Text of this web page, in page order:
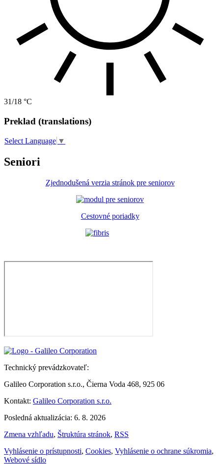
31/18 °C
Preklad (translations)
Select Language ▼
Seniori
Zjednodušená verzia stránok pre seniorov
Cestovné poriadky
Technický prevádzkovateľ:
Galileo Corporation s.r.o., Čierna Voda 468, 925 06
Kontakt: Galileo Corporation s.r.o.
Posledná aktualizácia: 6. 8. 2026
Zmena vzhľadu, Štruktúra stránok, RSS
Vyhlásenie o prístupnosti, Cookies, Vyhlásenie o ochrane súkromia,
Webové sídlo